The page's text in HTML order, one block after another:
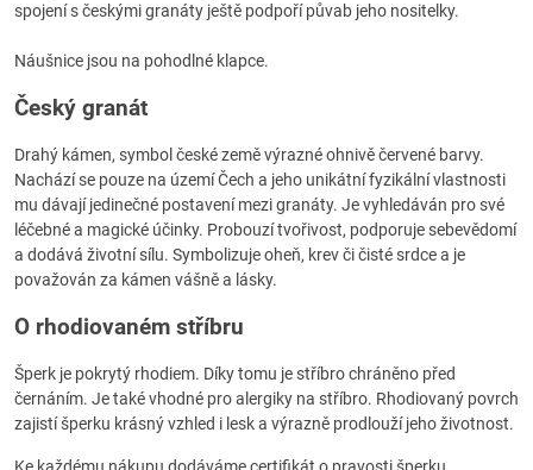
spojení s českými granáty ještě podpoří půvab jeho nositelky.
Náušnice jsou na pohodlné klapce.
Český granát
Drahý kámen, symbol české země výrazné ohnivě červené barvy.
Nachází se pouze na území Čech a jeho unikátní fyzikální vlastnosti
mu dávají jedinečné postavení mezi granáty. Je vyhledáván pro své
léčebné a magické účinky. Probouzí tvořivost, podporuje sebevědomí
a dodává životní sílu. Symbolizuje oheň, krev či čisté srdce a je
považován za kámen vášně a lásky.
O rhodiovaném stříbru
Šperk je pokrytý rhodiem. Díky tomu je stříbro chráněno před
černáním. Je také vhodné pro alergiky na stříbro. Rhodiovaný povrch
zajistí šperku krásný vzhled i lesk a výrazně prodlouží jeho životnost.